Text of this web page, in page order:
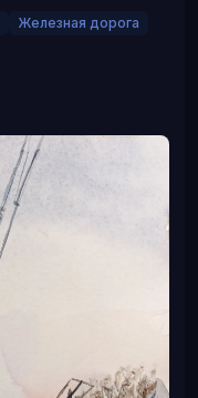
Железная дорога